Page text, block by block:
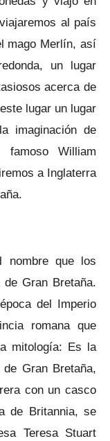
al país
mago Merlín, así
un lugar
acerca de
lugar un lugar
imaginación de
William
a Inglaterra
nombre que los
Gran Bretaña.
del Imperio
romana que
mitología: Es la
Gran Bretaña,
con un casco
de Britannia, se
Teresa Stuart